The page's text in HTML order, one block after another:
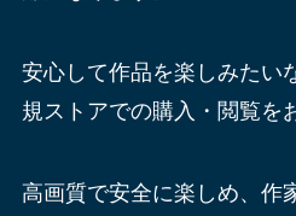
安心して作品を楽しみたい
規ストアでの購入・閲覧を
高画質で安全に楽しめ、作